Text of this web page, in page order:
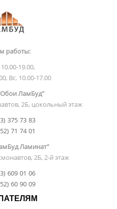
работы:
19.00,
Вс. 10.00-17.00
ЛамБуд"
2Б, цокольный этаж
375 73 83
71 74 01
Ламинат"
2Б, 2-й этаж
609 01 06
60 90 09